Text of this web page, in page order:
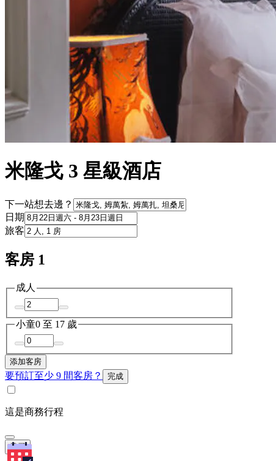
米隆戈 3 星級酒店
下一站想去邊？
日期
旅客
客房 1
成人
小童0 至 17 歲
添加客房
要預訂至少 9 間客房？ 完成
這是商務行程
搜尋